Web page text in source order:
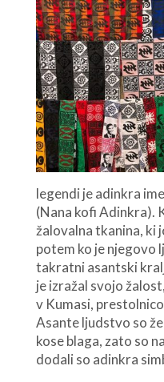
legendi je adinkra
(Nana kofi Adinkra).
žalovalna tkanina, ki
potem ko je njegovo
takratni asantski
je izražal svojo
v Kumasi,
Asante ljudstvo so
kose blaga, zato so
dodali so adinkra